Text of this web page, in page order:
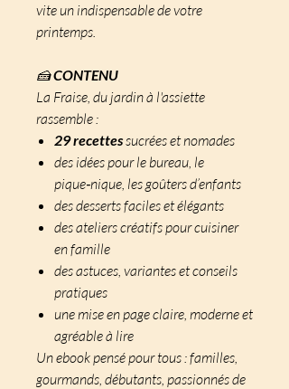
vite un indispensable de votre
printemps.
🍰CONTENU
La Fraise, du jardin à l'assiette
rassemble :
29 recettessucrées et nomades
des idées pour le bureau, le
pique‑nique, les goûters d’enfants
des desserts faciles et élégants
des ateliers créatifs pour cuisiner
en famille
des astuces, variantes et conseils
pratiques
une mise en page claire, moderne et
agréable à lire
Un ebook pensé pour tous : familles,
gourmands, débutants, passionnés de